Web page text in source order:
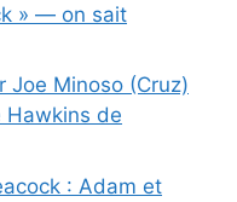
» — on sait
Joe Minoso (Cruz)
Hawkins de
: Adam et